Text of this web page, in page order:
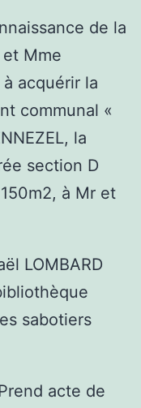
de la
Mme
acquérir la
communal «
la
section D
à Mr et
LOMBARD
sabotiers
acte de